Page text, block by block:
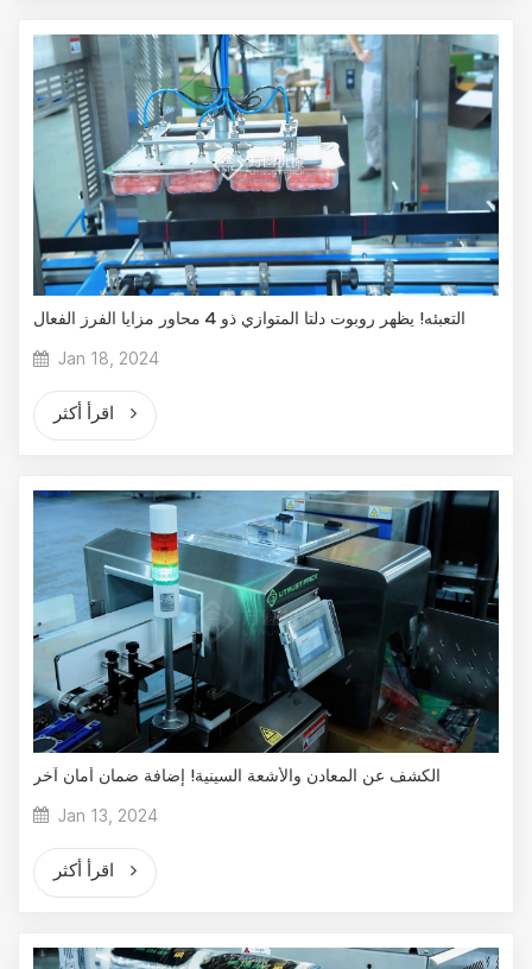
التعبئه! يظهر روبوت دلتا المتوازي ذو 4 محاور مزايا الفرز الفعال
Jan 18, 2024
الكشف عن المعادن والأشعة السينية! إضافة ضمان أمان آخر
Jan 13, 2024